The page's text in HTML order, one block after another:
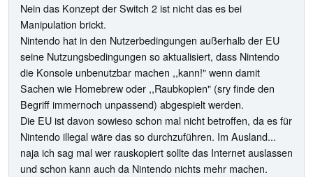
Nein das Konzept der Switch 2 ist nicht das es bei
Manipulation brickt.
Nintendo hat in den Nutzerbedingungen außerhalb der EU
seine Nutzungsbedingungen so aktualisiert, dass Nintendo
die Konsole unbenutzbar machen ,,kann!" wenn damit
Sachen wie Homebrew oder ,,Raubkopien" (sry finde den
Begriff immernoch unpassend) abgespielt werden.
Die EU ist davon sowieso schon mal nicht betroffen, da es für
Nintendo illegal wäre das so durchzuführen. Im Ausland...
naja ich sag mal wer rauskopiert sollte das Internet auslassen
und schon kann auch da Nintendo nichts mehr machen.